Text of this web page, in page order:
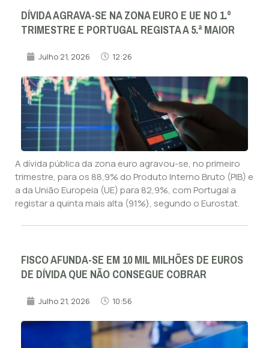
DÍVIDA AGRAVA-SE NA ZONA EURO E UE NO 1.º
TRIMESTRE E PORTUGAL REGISTA A 5.ª MAIOR
Julho 21, 2026 12:26
A dívida pública da zona euro agravou-se, no primeiro
trimestre, para os 88,9% do Produto Interno Bruto (PIB) e
a da União Europeia (UE) para 82,9%, com Portugal a
registar a quinta mais alta (91%), segundo o Eurostat.
FISCO AFUNDA-SE EM 10 MIL MILHÕES DE EUROS
DE DÍVIDA QUE NÃO CONSEGUE COBRAR
Julho 21, 2026 10:56